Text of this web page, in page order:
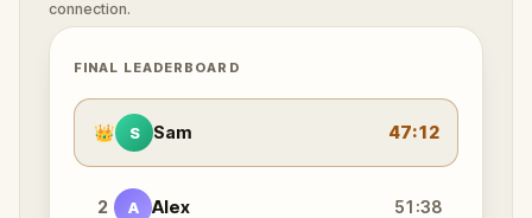
connection.
FINAL LEADERBOARD
👑 S Sam 47:12
2 A Alex 51:38